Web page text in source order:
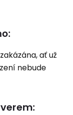
ať už
nebude